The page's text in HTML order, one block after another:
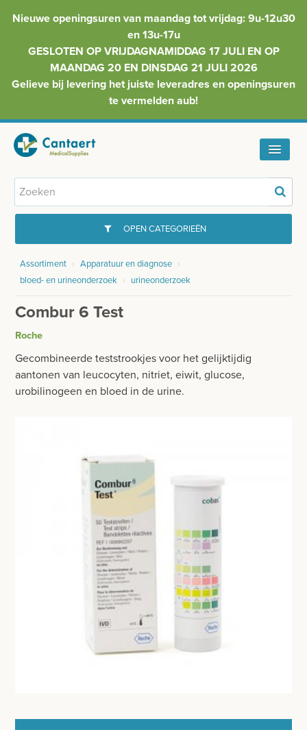
Nieuwe openingsuren van maandag tot vrijdag: 9u-12u30
en 13u-17u
GESLOTEN OP VRIJDAGNAMIDDAG 17 JULI EN OP
MAANDAG 20 EN DINSDAG 21 JULI 2026
Gelieve bij levering het juiste leveradres en openingsuren
te vermelden aub!
HOME
INFO
BESURGICAL - INSTRUMENTARIUM
OPERATIE SETS
CONTACT
registreer
Prijzen worden nu inclusief BTW getoond
WIJZIG NAAR EXCLUSIEF BTW
OPEN CATEGORIEËN
GYNAECOLOGIE
HANDSCHOENEN
APPARATUUR EN DIAGNOSE
SCHEERAPPARATEN + TOEBEHOREN
MEETAPPARATUUR
Assortiment › Apparatuur en diagnose ›
bloed- en urineonderzoek › urineonderzoek
Combur 6 Test
Roche
Gecombineerde teststrookjes voor het gelijktijdig
aantonen van leucocyten, nitriet, eiwit, glucose,
urobilinogeen en bloed in de urine.